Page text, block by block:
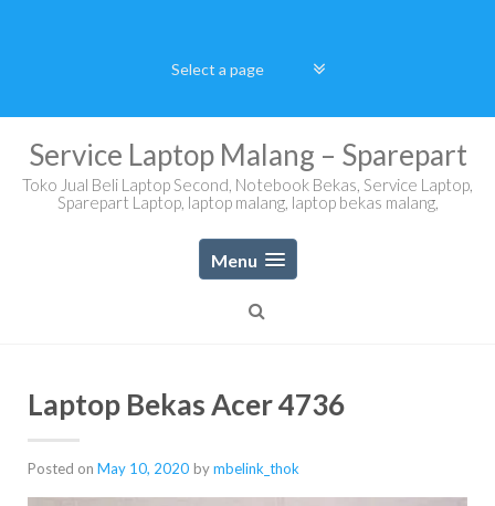
Service Laptop Malang – Sparepart
Toko Jual Beli Laptop Second, Notebook Bekas, Service Laptop,
Sparepart Laptop, laptop malang, laptop bekas malang,
Menu
Laptop Bekas Acer 4736
Posted on May 10, 2020 bymbelink_thok